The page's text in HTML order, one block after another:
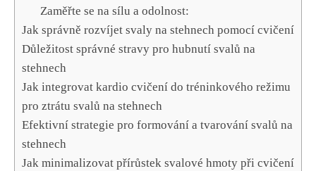
Zaměřte ‌se na sílu a odolnost:
Jak správně‌ rozvíjet svaly​ na⁣ stehnech pomocí ⁣cvičení
Důležitost správné stravy pro hubnutí svalů na
stehnech
Jak integrovat ​kardio cvičení do tréninkového režimu
pro ztrátu svalů ⁣na⁤ stehnech
Efektivní strategie pro formování a tvarování svalů na
stehnech
Jak ‌minimalizovat přírůstek svalové hmoty‌ při‍ cvičení‍